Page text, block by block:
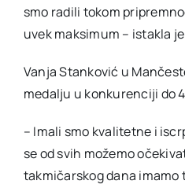
smo radili tokom
uvek maksimum – istakla
Vanja Stanković u
medalju u konkurenciji do
– Imali smo kvalitetne i
se od svih možemo
takmičarskog dana imamo